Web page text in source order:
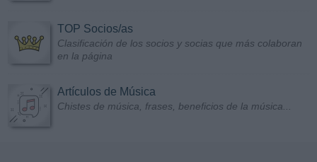
TOP Socios/as
Clasificación de los socios y socias que más colaboran
en la página
Artículos de Música
Chistes de música, frases, beneficios de la música...